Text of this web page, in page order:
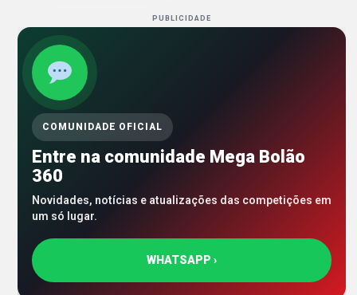
PUBLICIDADE
COMUNIDADE OFICIAL
Entre na comunidade Mega Bolão
360
Novidades, notícias e atualizações das competições em
um só lugar.
WHATSAPP ›